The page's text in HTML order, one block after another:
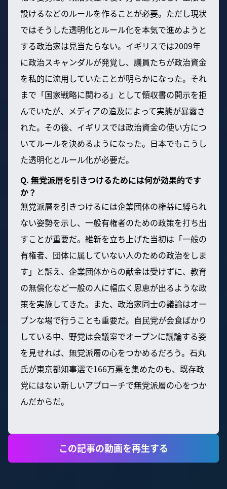
設けるなどのルールを作ることが必要。ただし現状
ではそうした透明化とルール化を本気で進めようと
する政治家は見当たらない。イギリスでは2009年
に政治スキャンダルが発覚し、議員たちが政治資金
を私的に流用していたことが明らかになった。それ
まで「国家戦略に関わる」として領収書の開示を拒
んでいたが、メディアの追及によって実態が暴露さ
れた。その後、イギリスでは政治資金の使い方につ
いてルールを決めるようになった。日本でもこうし
た透明化とルール化が必要だ。
Q. 無党派層を引きつけるためには何が効果的です
か？
無党派層を引きつけるには企業団体の権益に縛られ
ない姿勢を示し、一般有権者のための政策を打ち出
すことが重要だ。維新を立ち上げた当初は「一般の
有権者、団体に属していない人のための政治をしま
す」と訴え、企業団体からの献金は受けずに、教育
の無償化など一般の人に幅広く恩恵が出るような政
策を実施してきた。また、政治家同士の議論はオー
プンな場で行うことも重要だ。自民党が会食ばかり
している中、野党は会議室でオープンに議論する姿
を見せれば、無党派層の心をつかめるだろう。石丸
氏が東京都知事選で166万票を集めたのも、既存政
党にはない新しいアプローチで無党派層の心をつか
んだからだ。
この記事の動画を再生する